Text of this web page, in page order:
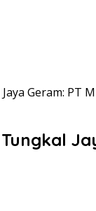
Geram: PT